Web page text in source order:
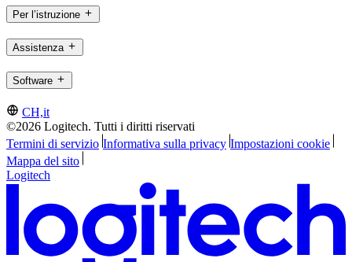
Per l’istruzione
Assistenza
Software
CH,it
©2026 Logitech. Tutti i diritti riservati
Termini di servizio Informativa sulla privacy Impostazioni cookie
Mappa del sito
Logitech